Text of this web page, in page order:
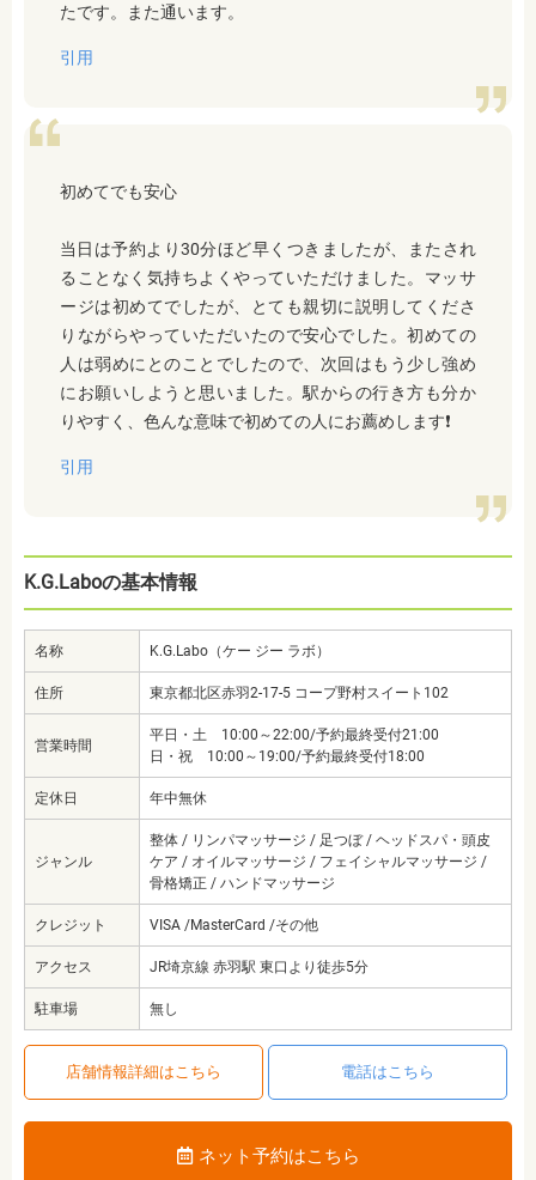
たです。また通います。
引用
初めてでも安心
当日は予約より30分ほど早くつきましたが、またされ
ることなく気持ちよくやっていただけました。マッサ
ージは初めてでしたが、とても親切に説明してくださ
りながらやっていただいたので安心でした。初めての
人は弱めにとのことでしたので、次回はもう少し強め
にお願いしようと思いました。駅からの行き方も分か
りやすく、色んな意味で初めての人にお薦めします❗
引用
K.G.Laboの基本情報
名称 K.G.Labo（ケー ジー ラボ）
住所 東京都北区赤羽2-17-5 コープ野村スイート102
営業時間
平日・土 10:00～22:00/予約最終受付21:00
日・祝 10:00～19:00/予約最終受付18:00
定休日 年中無休
ジャンル
整体 / リンパマッサージ / 足つぼ / ヘッドスパ・頭皮
ケア / オイルマッサージ / フェイシャルマッサージ /
骨格矯正 / ハンドマッサージ
クレジット VISA /MasterCard /その他
アクセス JR埼京線 赤羽駅 東口より徒歩5分
駐車場 無し
店舗情報詳細はこちら 電話はこちら
ネット予約はこちら